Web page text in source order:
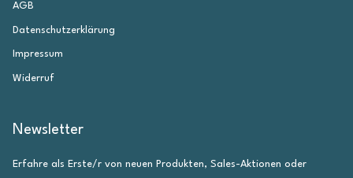
AGB
Datenschutzerklärung
Impressum
Widerruf
Newsletter
Erfahre als Erste/r von neuen Produkten, Sales-Aktionen oder